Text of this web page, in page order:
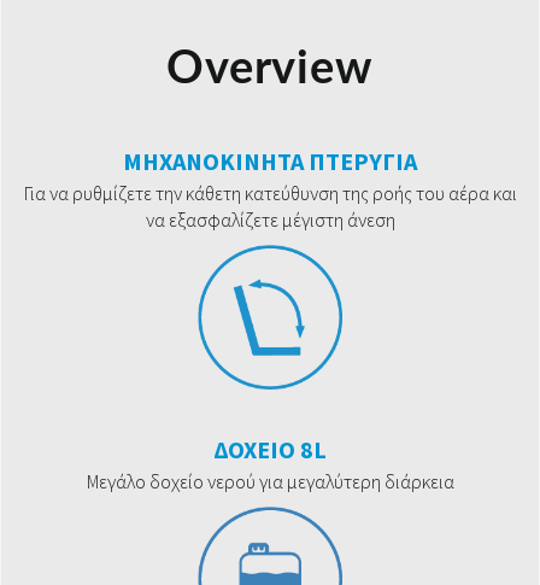
Overview
ΜΗΧΑΝΟΚΙΝΗΤΑ ΠΤΕΡΥΓΙΑ
Για να ρυθμίζετε την κάθετη κατεύθυνση της ροής του αέρα και
να εξασφαλίζετε μέγιστη άνεση
ΔΟΧΕΙΟ 8L
Μεγάλο δοχείο νερού για μεγαλύτερη διάρκεια